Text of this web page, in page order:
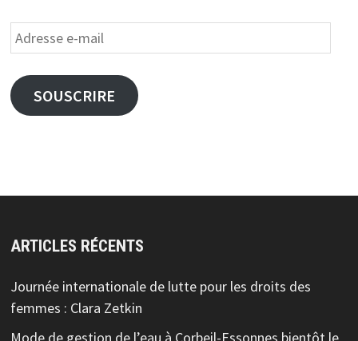
Adresse
e-
mail
SOUSCRIRE
ARTICLES RÉCENTS
Journée internationale de lutte pour les droits des
femmes : Clara Zetkin